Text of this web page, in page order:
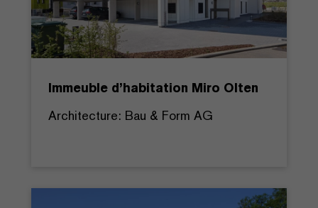
Immeuble d’habitation Miro Olten
Architecture: Bau & Form AG